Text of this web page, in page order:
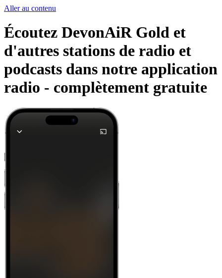
Aller au contenu
Écoutez DevonAiR Gold et
d'autres stations de radio et
podcasts dans notre application
radio - complètement gratuite